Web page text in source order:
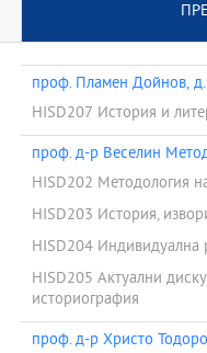
проф. Пламен Дойнов,
HISD207 История и
проф. д-р Веселин
HISD202 Методология
HISD203 История,
HISD204 Индивидуална
HISD205 Актуални
историография
проф. д-р Христо